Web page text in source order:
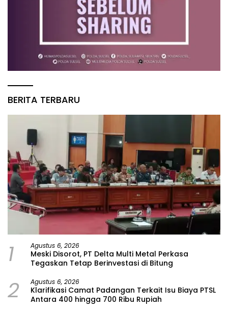
BERITA TERBARU
1 Agustus 6, 2026
Meski Disorot, PT Delta Multi Metal Perkasa
Tegaskan Tetap Berinvestasi di Bitung
2 Agustus 6, 2026
Klarifikasi Camat Padangan Terkait Isu Biaya PTSL
Antara 400 hingga 700 Ribu Rupiah